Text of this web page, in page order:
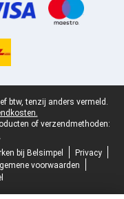
btw, tenzij anders vermeld.
of verzendmethoden:
bij Belsimpel
Privacy
voorwaarden